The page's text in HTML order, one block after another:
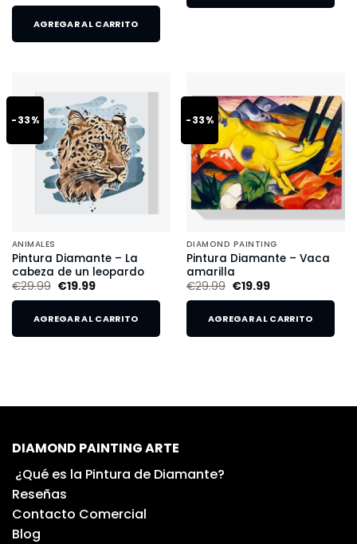
AGREGAR AL CARRITO
-33%
ANIMALES
Pintura Diamante – La
cabeza de un leopardo
€29.99 €19.99
AGREGAR AL CARRITO
-33%
DIAMOND PAINTING
Pintura Diamante – Vaca
amarilla
€29.99 €19.99
AGREGAR AL CARRITO
DIAMOND PAINTING ARTE
¿Qué es la Pintura de Diamante?
Reseñas
Contacto Comercial
Blog